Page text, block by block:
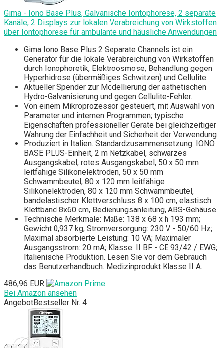
Gima - Iono Base Plus, Galvanische Iontophorese, 2 separate
Kanäle, 2 Displays zur lokalen Verabreichung von Wirkstoffen
über Iontophorese für ambulante und häusliche Anwendungen
Gima Iono Base Plus 2 Separate Channels ist ein
Generator für die lokale Verabreichung von Wirkstoffen
durch Ionophoretik, Elektroosmose, Behandlung gegen
Hyperhidrose (übermäßiges Schwitzen) und Cellulite.
Aktueller Spender zur Modellierung der ästhetischen
Hydro-Galvanisierung und gegen Cellulite-Fehler.
Von einem Mikroprozessor gesteuert, mit Auswahl von
Parameter und internen Programmen; typische
Eigenschaften professioneller Geräte bei gleichzeitiger
Wahrung der Einfachheit und Sicherheit der Verwendung
Produziert in Italien. Standardzusammensetzung: IONO
BASE PLUS-Einheit, 2 m Netzkabel, schwarzes
Ausgangskabel, rotes Ausgangskabel, 50 x 50 mm
leitfähige Silikonelektroden, 50 x 50 mm
Schwammbeutel, 80 x 120 mm leitfähige
Silikonelektroden, 80 x 120 mm Schwammbeutel,
bandelastischer Klettverschluss 8 x 100 cm, elastisch
Klettband 8x60 cm, Bedienungsanleitung, ABS-Gehäuse.
Technische Merkmale: Maße: 138 x 68 x h 193 mm;
Gewicht 0,937 kg; Stromversorgung: 230 V - 50/60 Hz;
Maximal absorbierte Leistung: 10 VA; Maximaler
Ausgangsstrom: 20 mA; Klasse: II BF - CE 93/42 / EWG;
Italienische Produktion. Lesen Sie vor dem Gebrauch
das Benutzerhandbuch. Medizinprodukt Klasse II A.
486,96 EUR
Bei Amazon ansehen
AngebotBestseller Nr. 4